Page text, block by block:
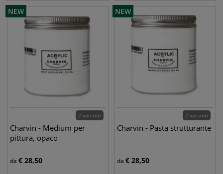
NEW
2 varianti
Charvin - Medium per
pittura, opaco
da € 28,50
NEW
2 varianti
Charvin - Pasta strutturante
da € 28,50